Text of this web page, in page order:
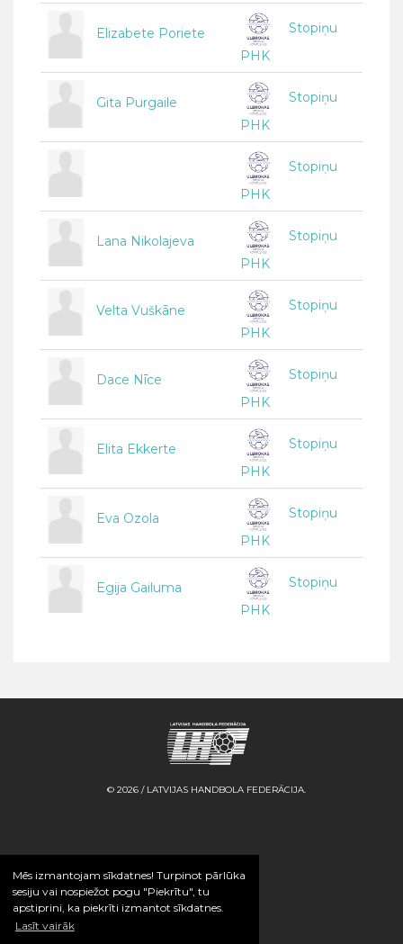
Mēs izmantojam sīkdatnes! Turpinot pārlūka
sesiju vai nospiežot pogu "Piekrītu", tu
apstiprini, ka piekrīti izmantot sīkdatnes.
Lasīt vairāk
Elizabete Poriete
Stopiņu
PHK
Gita Purgaile
Stopiņu
PHK
Stopiņu
PHK
Lana Nikolajeva
Stopiņu
PHK
Velta Vuškāne
Stopiņu
PHK
Dace Nīce
Stopiņu
PHK
Elita Ekkerte
Stopiņu
PHK
Eva Ozola
Stopiņu
PHK
Egija Gailuma
Stopiņu
PHK
© 2026 / LATVIJAS HANDBOLA FEDERĀCIJA.